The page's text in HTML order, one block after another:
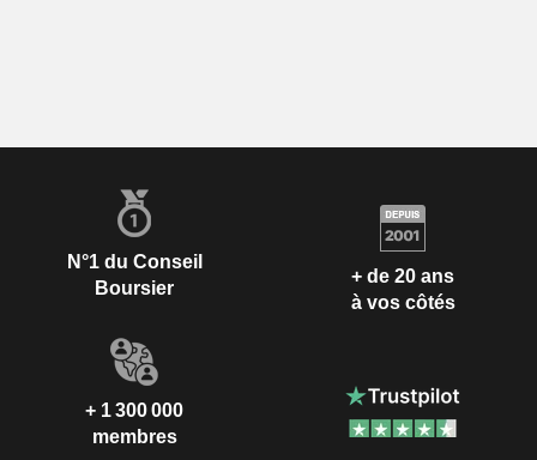
N°1 du Conseil
Boursier
+ de 20 ans
à vos côtés
+ 1 300 000
membres